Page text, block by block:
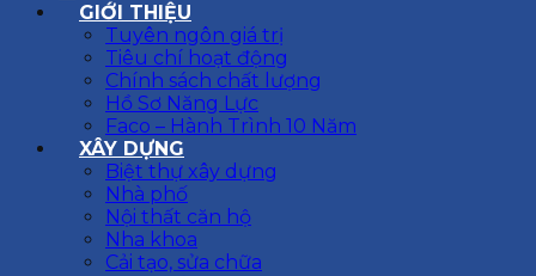
GIỚI THIỆU
Tuyên ngôn giá trị
Tiêu chí hoạt động
Chính sách chất lượng
Hồ Sơ Năng Lực
Faco – Hành Trình 10 Năm
XÂY DỰNG
Biệt thự xây dựng
Nhà phố
Nội thất căn hộ
Nha khoa
Cải tạo, sửa chữa